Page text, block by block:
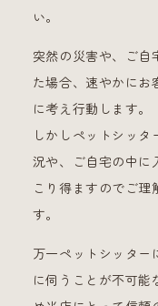
い。
突然の災害や、ご自
た場合、速やかにお
に考え行動します。
しかしペットシッ
況や、ご自宅の中に
こり得ますのでご理
す。
万一ペットシッター
に伺うことが不可能